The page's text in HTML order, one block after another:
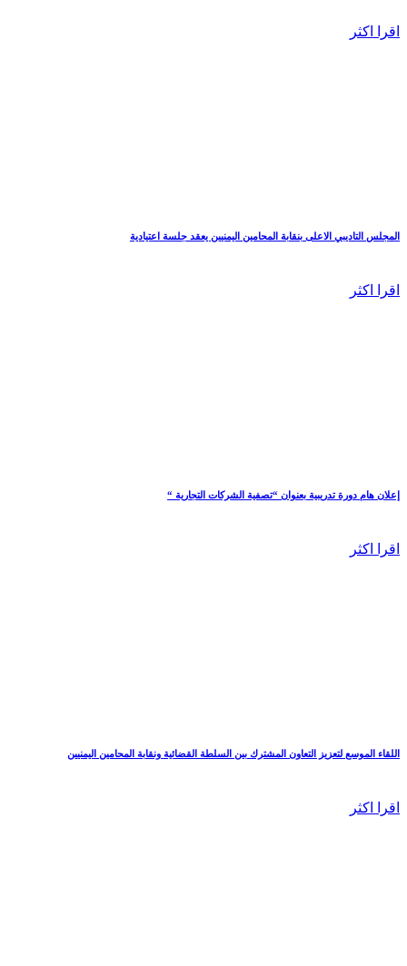
اقرا اكثر
المجلس التاديبي الاعلى بنقابة المحامين اليمنيين يعقد جلسة اعتيادية
اقرا اكثر
إعلان هام دورة تدريبية بعنوان “تصفية الشركات التجارية “
اقرا اكثر
اللقاء الموسع لتعزيز التعاون المشترك بين السلطة القضائية ونقابة المحامين اليمنيين
اقرا اكثر